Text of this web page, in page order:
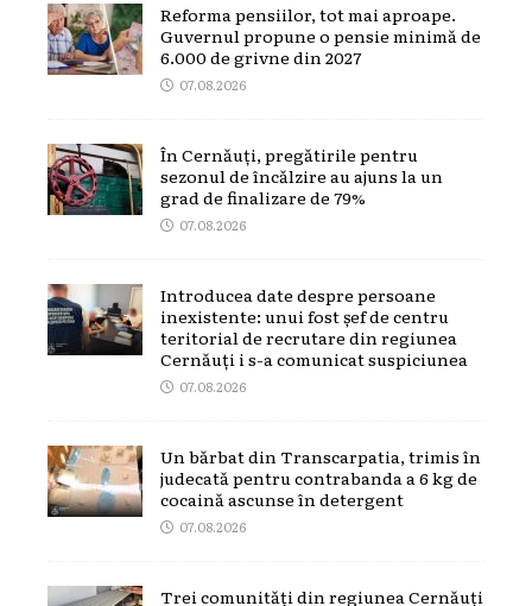
Reforma pensiilor, tot mai aproape.
Guvernul propune o pensie minimă de
6.000 de grivne din 2027
07.08.2026
În Cernăuți, pregătirile pentru
sezonul de încălzire au ajuns la un
grad de finalizare de 79%
07.08.2026
Introducea date despre persoane
inexistente: unui fost șef de centru
teritorial de recrutare din regiunea
Cernăuți i s-a comunicat suspiciunea
07.08.2026
Un bărbat din Transcarpatia, trimis în
judecată pentru contrabanda a 6 kg de
cocaină ascunse în detergent
07.08.2026
Trei comunități din regiunea Cernăuți